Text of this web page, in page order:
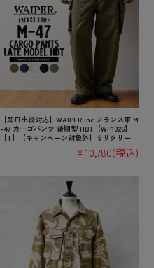
【即日出荷対応】WAIPER.inc フランス軍 M
-47 カーゴパンツ 後期型 HBT【WP1026】
【T】【キャンペーン対象外】ミリタリー
¥10,780(税込)